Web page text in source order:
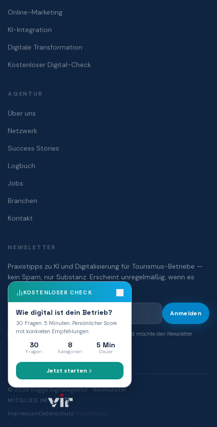
KOSTENLOSER CHECK
Wie digital ist dein Betrieb?
30 Fragen. 5 Minuten. Persönlicher Score
mit konkreten Empfehlungen.
30
Fragen
8
Kategorien
5 Min
Dauer
Jetzt starten
Online-Marketing
KI-Integration
Digitale Transformation
Kostenloser Digital-Check
AGENTUR
Über uns
Netzwerk
Success Stories
Logbuch
Jobs
Branchen
Kontakt
NEWSLETTER
Praxistipps zu KI und Digitalisierung für Tourismus-Betriebe —
kein Spam, nur Substanz. Erscheint unregelmäßig, wenn es
wirklich etwas zu sagen gibt.
Anmelden
Ich habe die Datenschutzerklärung
gelesen und möchte den Newsletter
erhalten. Abmeldung jederzeit möglich.
©2026Kogge Digitalagentur · Neumünster
MITGLIED IM
ImpressumDatenschutz BASE